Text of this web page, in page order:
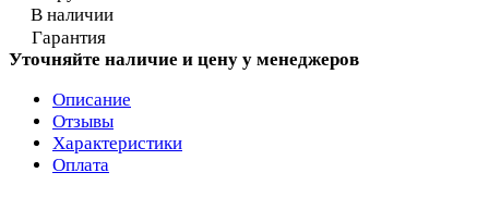
В наличии
Гарантия
Уточняйте наличие и цену у менеджеров
Описание
Отзывы
Характеристики
Оплата